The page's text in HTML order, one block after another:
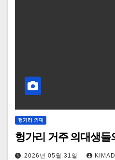
헝가리 의대
헝가리 거주 의대생들
2026년 05월 31일